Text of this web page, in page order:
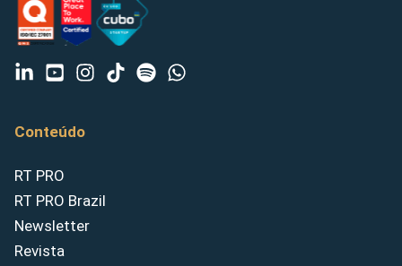
Conteúdo
RT PRO
RT PRO Brazil
Newsletter
Revista